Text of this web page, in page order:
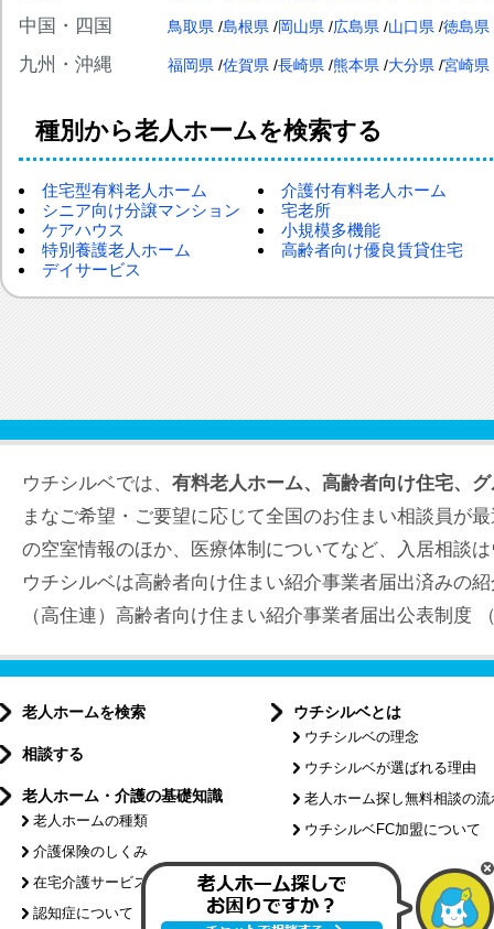
中国・四国 鳥取県 島根県 岡山県 広島県 山口県 徳島県
九州・沖縄 福岡県 佐賀県 長崎県 熊本県 大分県 宮崎県
種別から老人ホームを検索する
住宅型有料老人ホーム
介護付有料老人ホーム
シニア向け分譲マンション
宅老所
ケアハウス
小規模多機能
特別養護老人ホーム
高齢者向け優良賃貸住宅
デイサービス
ウチシルベでは、 有料老人ホーム、高齢者向け住宅、
まなご希望・ご要望に応じて全国のお住まい相談員が
の空室情報のほか、医療体制についてなど、入居相談
ウチシルベは高齢者向け住まい紹介事業者届出済みの
（高住連）高齢者向け住まい紹介事業者届出公表制度
老人ホームを検索
相談する
老人ホーム・介護の基礎知識
老人ホームの種類
介護保険のしくみ
在宅介護サービスについて
認知症について
ウチシルベとは
ウチシルベの理念
ウチシルベが選ばれる理由
老人ホーム探し無料相談の流
ウチシルベFC加盟について
特集記事
介護コラム